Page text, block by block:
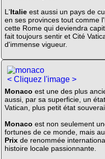
L'Italieest aussi un pays de
en ses provinces tout comme l'
cette Rome qui deviendra
fait toujours sentir et Cité
d'immense vigueur.
< Cliquez l'image >
Monaco est une des plus
aussi, par sa superficie, un
Vatican, plus petit état
Monaco est non seulement
fortunes de ce monde, mais
Prixde renommée
histoire locale passionnante.